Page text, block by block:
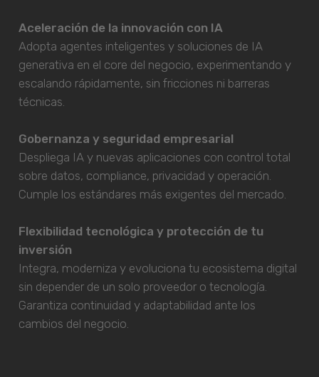
Aceleración de la innovación con IA
Adopta agentes inteligentes y soluciones de IA
generativa en el core del negocio, experimentando y
escalando rápidamente, sin fricciones ni barreras
técnicas.
Gobernanza y seguridad empresarial
Despliega IA y nuevas aplicaciones con control total
sobre datos, compliance, privacidad y operación.
Cumple los estándares más exigentes del mercado.
Flexibilidad tecnológica y protección de tu
inversión
Integra, moderniza y evoluciona tu ecosistema digital
sin depender de un solo proveedor o tecnología.
Garantiza continuidad y adaptabilidad ante los
cambios del negocio.